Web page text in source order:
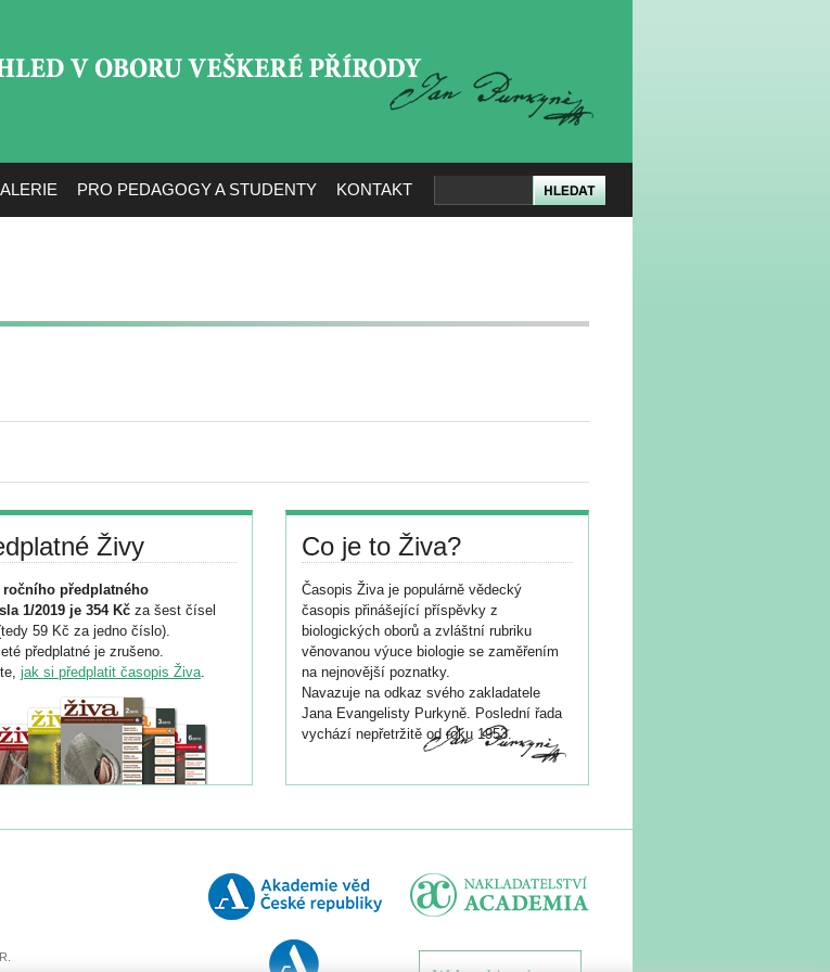
PRO PEDAGOGY A STUDENTY KONTAKT
Živy
ročního předplatného
1/2019 je 354 Kč za šest čísel
59 Kč za jedno číslo).
předplatné je zrušeno.
jak si předplatit časopis Živa.
Co je to Živa?
Časopis Živa je populárně vědecký
časopis přinášející příspěvky z
biologických oborů a zvláštní rubriku
věnovanou výuce biologie se zaměřením
na nejnovější poznatky.
Navazuje na odkaz svého zakladatele
Jana Evangelisty Purkyně. Poslední řada
vychází nepřetržitě od roku 1953.